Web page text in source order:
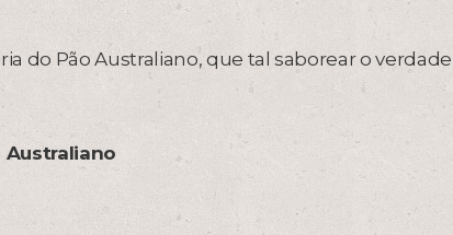
do Pão Australiano, que tal saborear o
Australiano